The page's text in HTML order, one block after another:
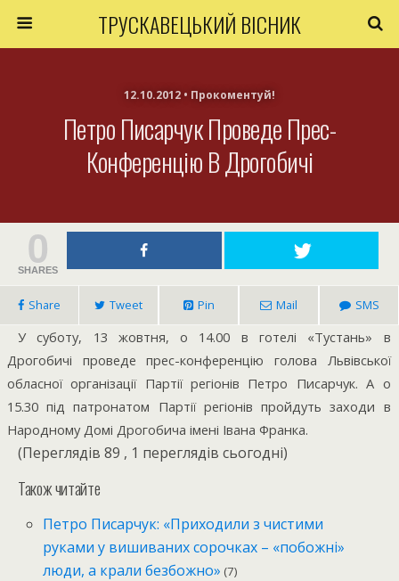
ТРУСКАВЕЦЬКИЙ ВІСНИК
12.10.2012 • Прокоментуй!
Петро Писарчук Проведе Прес-
Конференцію В Дрогобичі
0
SHARES
Share Tweet Pin Mail SMS
У суботу, 13 жовтня, о 14.00 в готелі «Тустань» в
Дрогобичі проведе прес-конференцію голова Львівської
обласної організації Партії регіонів Петро Писарчук. А о
15.30 під патронатом Партії регіонів пройдуть заходи в
Народному Домі Дрогобича імені Івана Франка.
(Переглядів 89 , 1 переглядів сьогодні)
Також читайте
Петро Писарчук: «Приходили з чистими
руками у вишиваних сорочках – «побожні»
люди, а крали безбожно» (7)